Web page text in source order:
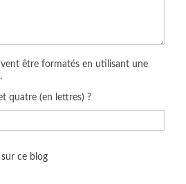
être formatés en utilisant une
quatre (en lettres) ?
ce blog